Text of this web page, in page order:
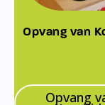
Opvang van
Opvang